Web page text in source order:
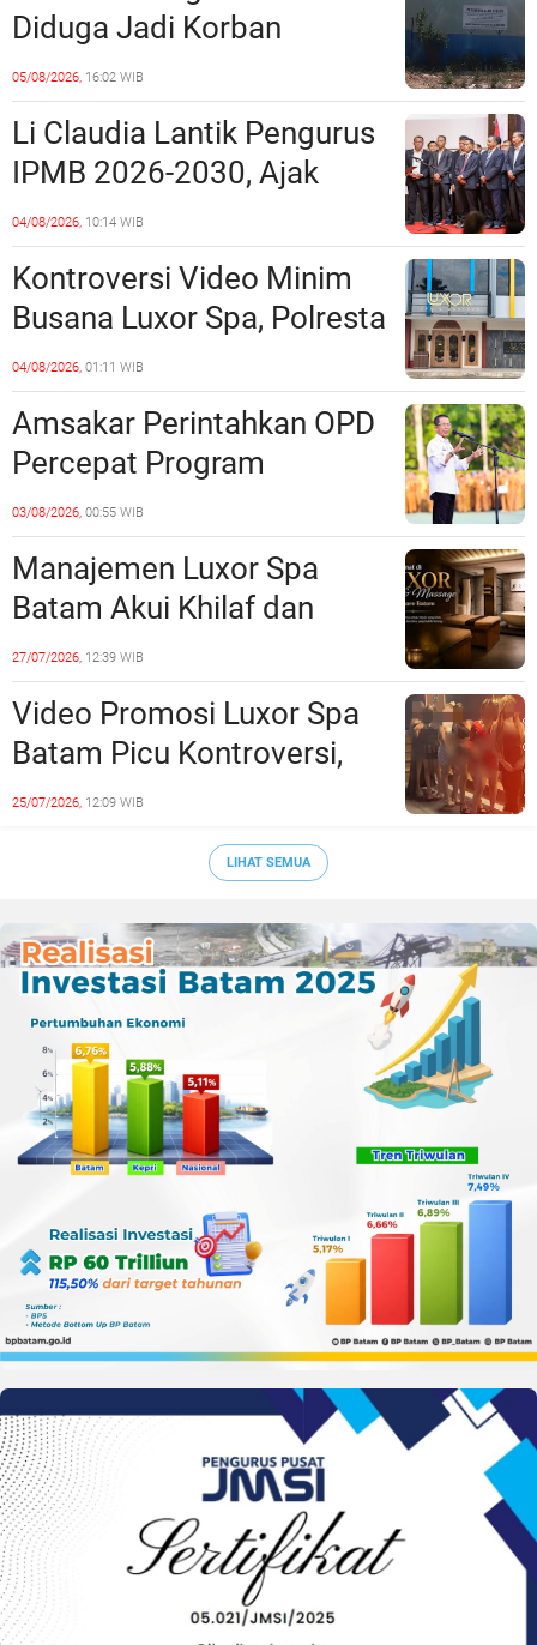
Diduga Jadi Korban
Penipuan Kavling Hingga
Miliaran Rupiah, Laporan ke
Polda Kepri Jalan di
Tempat?
05/08/2026, 16:02 WIB
Li Claudia Lantik Pengurus
IPMB 2026-2030, Ajak
Perkuat Kerukunan dan
Sinergi dengan Pemko
Batam
04/08/2026, 10:14 WIB
Kontroversi Video Minim
Busana Luxor Spa, Polresta
Barelang Usut Tuntas
Unsur Pelanggaran Hukum
04/08/2026, 01:11 WIB
Amsakar Perintahkan OPD
Percepat Program
Prioritas, Targetkan
Realisasi Pembangunan
Lampaui 50 Persen
03/08/2026, 00:55 WIB
Manajemen Luxor Spa
Batam Akui Khilaf dan
Minta Maaf, Konten
Langsung Di-Takedown
27/07/2026, 12:39 WIB
Video Promosi Luxor Spa
Batam Picu Kontroversi,
Dinilai Bermuatan Sensual
25/07/2026, 12:09 WIB
LIHAT SEMUA